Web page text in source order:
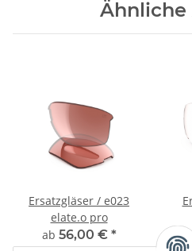
Ähnliche
Ersatzgläser / e023
elate.o pro
ab 56,00 € *